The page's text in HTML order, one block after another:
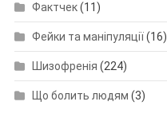
Фактчек(11)
Фейки та маніпуляції(16)
Шизофренія (224)
Що болить людям (3)